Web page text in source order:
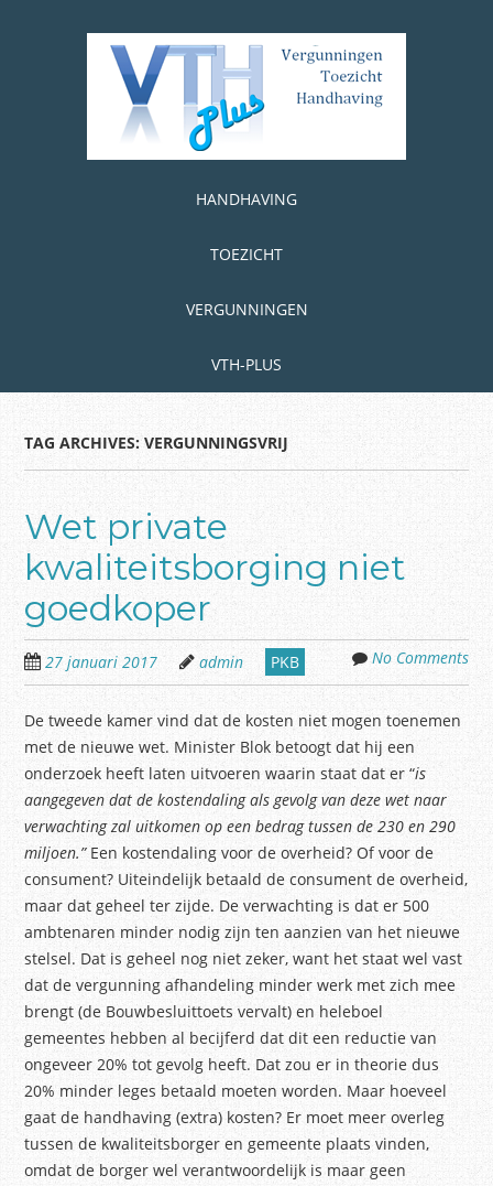
HANDHAVING
TOEZICHT
VERGUNNINGEN
VTH-PLUS
TAG ARCHIVES:VERGUNNINGSVRIJ
Wet private
kwaliteitsborging niet
goedkoper
27 januari 2017 admin PKB No Comments
De tweede kamer vind dat de kosten niet mogen toenemen
met de nieuwe wet. Minister Blok betoogt dat hij een
onderzoek heeft laten uitvoeren waarin staat dat er “is
aangegeven dat de kostendaling als gevolg van deze wet naar
verwachting zal uitkomen op een bedrag tussen de 230 en 290
miljoen.”Een kostendaling voor de overheid? Of voor de
consument? Uiteindelijk betaald de consument de overheid,
maar dat geheel ter zijde. De verwachting is dat er 500
ambtenaren minder nodig zijn ten aanzien van het nieuwe
stelsel. Dat is geheel nog niet zeker, want het staat wel vast
dat de vergunning afhandeling minder werk met zich mee
brengt (de Bouwbesluittoets vervalt) en heleboel
gemeentes hebben al becijferd dat dit een reductie van
ongeveer 20% tot gevolg heeft. Dat zou er in theorie dus
20% minder leges betaald moeten worden. Maar hoeveel
gaat de handhaving (extra) kosten? Er moet meer overleg
tussen de kwaliteitsborger en gemeente plaats vinden,
omdat de borger wel verantwoordelijk is maar geen